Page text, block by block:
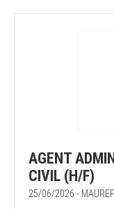
AGENT
CIVIL (H/F)
25/06/2026 -